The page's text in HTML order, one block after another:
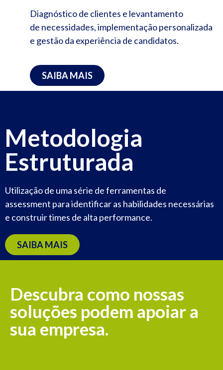
Diagnóstico de clientes e levantamento
de necessidades, implementação personalizada
e gestão da experiência de candidatos.
SAIBA MAIS
Metodologia
Estruturada
Utilização de uma série de ferramentas de
assessment para identificar as habilidades necessárias
e construir times de alta performance.
SAIBA MAIS
Descubra como nossas
soluções podem apoiar a
sua empresa.